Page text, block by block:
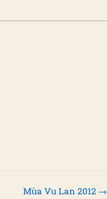
Mùa Vu Lan 2012 →